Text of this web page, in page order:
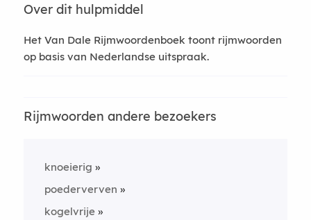
Over dit hulpmiddel
Het Van Dale Rijmwoordenboek toont rijmwoorden
op basis van Nederlandse uitspraak.
Rijmwoorden andere bezoekers
knoeierig
poederverven
kogelvrije